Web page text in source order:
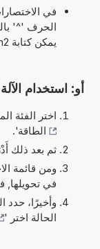
في
يمكن كتابة cm2 بدلاً من cm^2.
أو: استخدام
اختر الفئة
الطاقة'.
ثم بعد ذلك
ومن قائمة
في تحويلها,
وأخيرًا، حدد
الحالة اختر '